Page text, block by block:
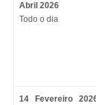
Abril 2026
Todo o dia
14 Fevereiro